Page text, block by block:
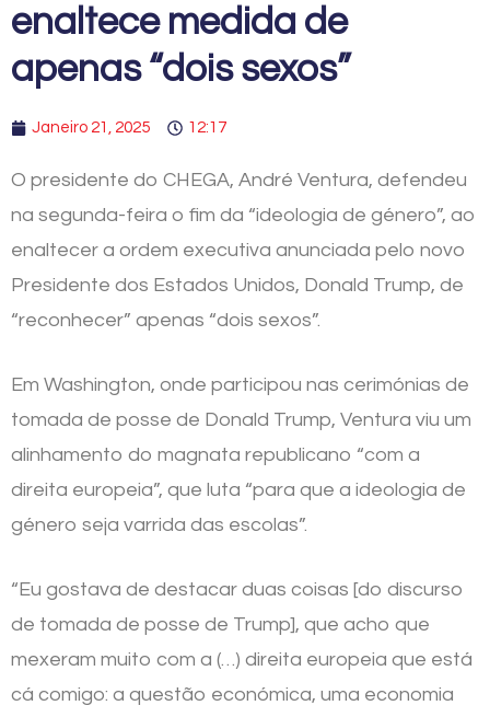
enaltece medida de
apenas “dois sexos”
Janeiro 21, 2025 12:17
O presidente do CHEGA, André Ventura, defendeu
na segunda-feira o fim da “ideologia de género”, ao
enaltecer a ordem executiva anunciada pelo novo
Presidente dos Estados Unidos, Donald Trump, de
“reconhecer” apenas “dois sexos”.
Em Washington, onde participou nas cerimónias de
tomada de posse de Donald Trump, Ventura viu um
alinhamento do magnata republicano “com a
direita europeia”, que luta “para que a ideologia de
género seja varrida das escolas”.
“Eu gostava de destacar duas coisas [do discurso
de tomada de posse de Trump], que acho que
mexeram muito com a (…) direita europeia que está
cá comigo: a questão económica, uma economia